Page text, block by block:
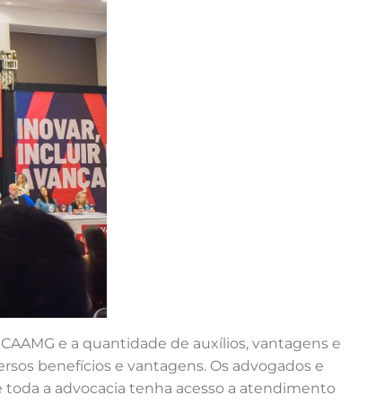
e a quantidade de auxílios, vantagens e
benefícios e vantagens. Os advogados e
toda a advocacia tenha acesso a atendimento